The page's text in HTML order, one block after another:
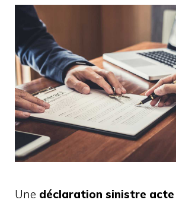
Une déclaration sinistre acte